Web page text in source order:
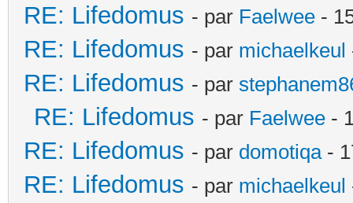
RE: Lifedomus - par Faelwee -
RE: Lifedomus - par michaelkeul
RE: Lifedomus - par
RE: Lifedomus - par Faelwee -
RE: Lifedomus - par domotiqa-
RE: Lifedomus - par michaelkeul